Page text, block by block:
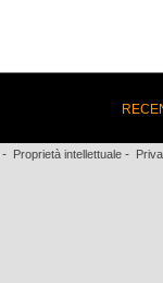
- Proprietà intellettuale -